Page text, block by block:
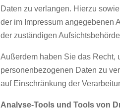
Daten zu verlangen. Hierzu
der im Impressum angegebenen
der zuständigen
Außerdem haben Sie das Recht,
personenbezogenen Daten zu
auf Einschränkung der
Analyse-Tools und Tools von